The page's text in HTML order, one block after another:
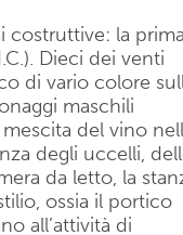
costruttive: la prima
Dieci dei venti
di vario colore
maschili
del vino
degli uccelli,
da letto, la
ossia il portico
all’attività di